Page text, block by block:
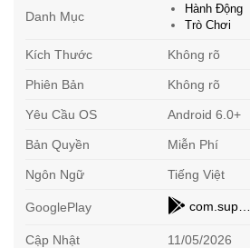
Danh Mục
Hành Động
Trò Chơi
Kích Thước Không rõ
Phiên Bản Không rõ
Yêu Cầu OS Android 6.0+
Bản Quyền Miễn Phí
Ngôn Ngữ Tiếng Việt
GooglePlay
Cập Nhật 11/05/2026